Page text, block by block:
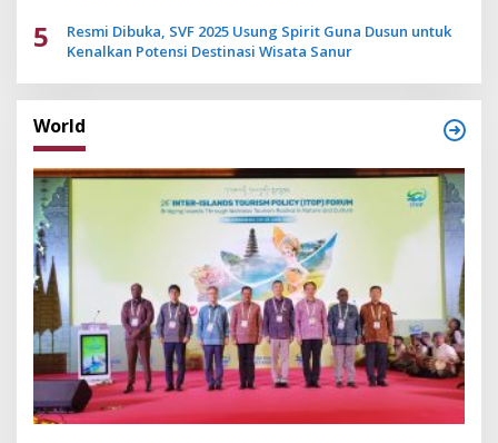
5
Resmi Dibuka, SVF 2025 Usung Spirit Guna Dusun untuk
Kenalkan Potensi Destinasi Wisata Sanur
World